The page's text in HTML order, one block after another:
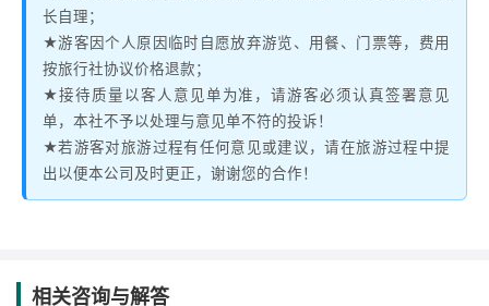
长自理；
★游客因个人原因临时自愿放弃游览、用餐、门票等，费用
按旅行社协议价格退款；
★接待质量以客人意见单为准，请游客必须认真签署意见
单，本社不予以处理与意见单不符的投诉！
★若游客对旅游过程有任何意见或建议，请在旅游过程中提
出以便本公司及时更正，谢谢您的合作！
相关咨询与解答